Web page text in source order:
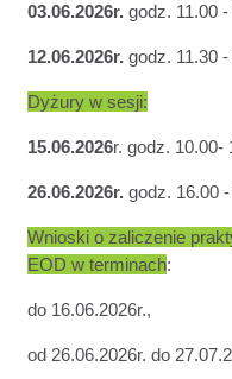
03.06.2026r.godz. 11.00 -
12.06.2026r.godz. 11.30 -
Dyżury w sesji:
15.06.2026r. godz. 10.00-
26.06.2026r.godz. 16.00 -
Wnioski o zaliczenie
EOD w terminach:
do 16.06.2026r.,
od 26.06.2026r. do